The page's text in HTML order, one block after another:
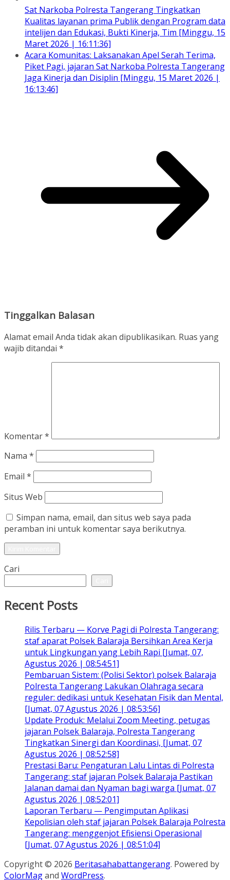
Sat Narkoba Polresta Tangerang Tingkatkan
Kualitas layanan prima Publik dengan Program data
intelijen dan Edukasi, Bukti Kinerja, Tim [Minggu, 15
Maret 2026 | 16:11:36]
Acara Komunitas: Laksanakan Apel Serah Terima,
Piket Pagi, jajaran Sat Narkoba Polresta Tangerang
Jaga Kinerja dan Disiplin [Minggu, 15 Maret 2026 |
16:13:46]
Tinggalkan Balasan
Alamat email Anda tidak akan dipublikasikan. Ruas yang
wajib ditandai *
Komentar*
Nama *
Email *
Situs Web
Simpan nama, email, dan situs web saya pada
peramban ini untuk komentar saya berikutnya.
Cari
Recent Posts
Rilis Terbaru — Korve Pagi di Polresta Tangerang:
staf aparat Polsek Balaraja Bersihkan Area Kerja
untuk Lingkungan yang Lebih Rapi [Jumat, 07,
Agustus 2026 | 08:54:51]
Pembaruan Sistem: (Polisi Sektor) polsek Balaraja
Polresta Tangerang Lakukan Olahraga secara
reguler: dedikasi untuk Kesehatan Fisik dan Mental,
[Jumat, 07 Agustus 2026 | 08:53:56]
Update Produk: Melalui Zoom Meeting, petugas
jajaran Polsek Balaraja, Polresta Tangerang
Tingkatkan Sinergi dan Koordinasi, [Jumat, 07
Agustus 2026 | 08:52:58]
Prestasi Baru: Pengaturan Lalu Lintas di Polresta
Tangerang: staf jajaran Polsek Balaraja Pastikan
Jalanan damai dan Nyaman bagi warga [Jumat, 07
Agustus 2026 | 08:52:01]
Laporan Terbaru — Pengimputan Aplikasi
Kepolisian oleh staf jajaran Polsek Balaraja Polresta
Tangerang: menggenjot Efisiensi Operasional
[Jumat, 07 Agustus 2026 | 08:51:04]
Copyright © 2026 Beritasahabattangerang. Powered by
ColorMagand WordPress.